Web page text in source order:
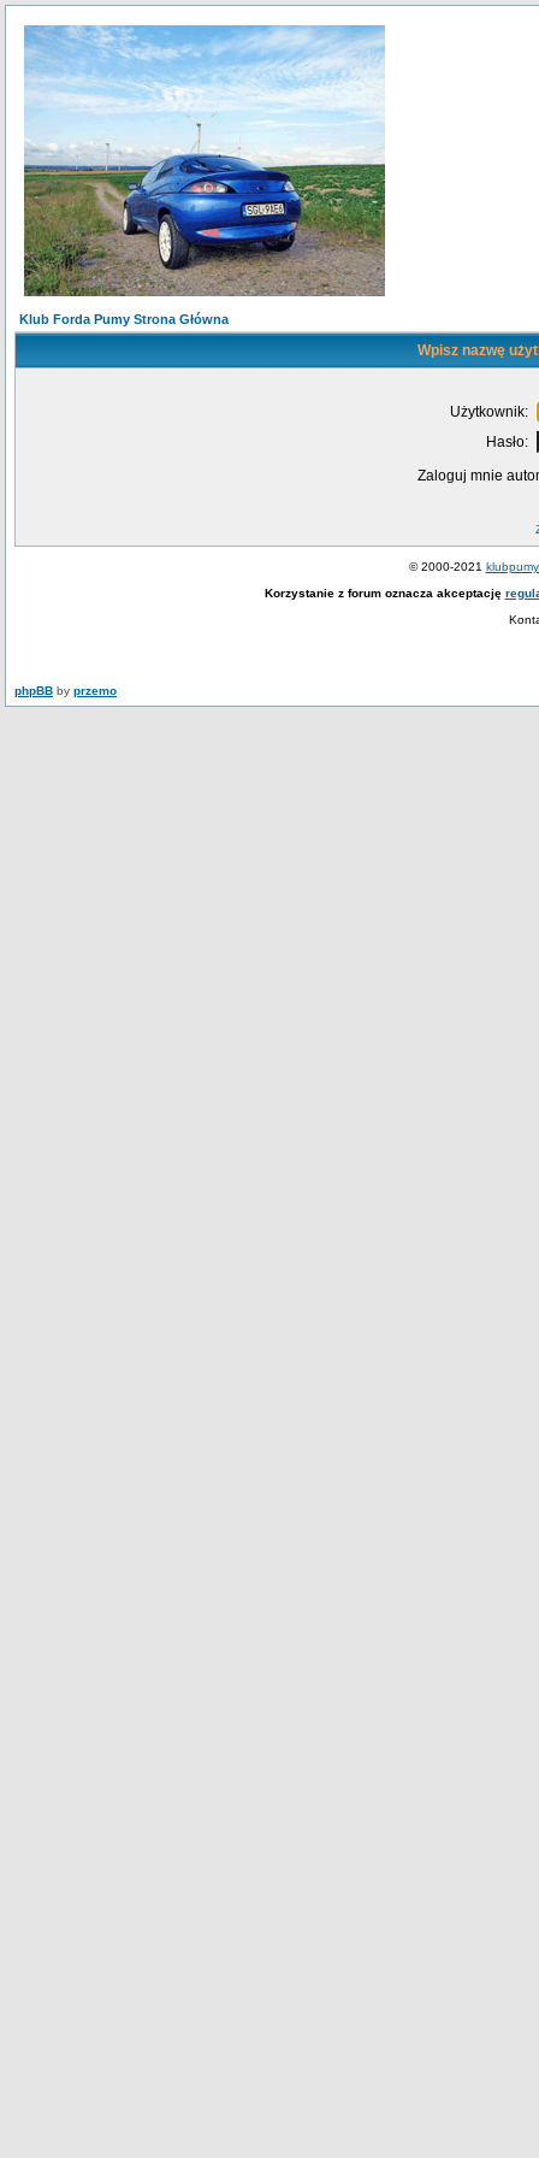
Klub Forda Pumy Strona Główna
Wpisz nazwę
Użytkownik:
Hasło:
Zaloguj mnie
© 2000-2021
Korzystanie z forum oznacza akceptację
phpBB by przemo